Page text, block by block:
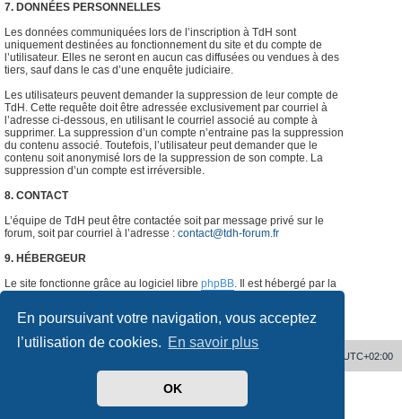
En poursuivant votre navigation, vous acceptez
l’utilisation de cookies. En savoir plus
OK
7. DONNÉES PERSONNELLES
Les données communiquées lors de l’inscription à TdH sont
uniquement destinées au fonctionnement du site et du compte de
l’utilisateur. Elles ne seront en aucun cas diffusées ou vendues à des
tiers, sauf dans le cas d’une enquête judiciaire.
Les utilisateurs peuvent demander la suppression de leur compte de
TdH. Cette requête doit être adressée exclusivement par courriel à
l’adresse ci-dessous, en utilisant le courriel associé au compte à
supprimer. La suppression d’un compte n’entraine pas la suppression
du contenu associé. Toutefois, l’utilisateur peut demander que le
contenu soit anonymisé lors de la suppression de son compte. La
suppression d’un compte est irréversible.
8. CONTACT
L’équipe de TdH peut être contactée soit par message privé sur le
forum, soit par courriel à l’adresse : contact@tdh-forum.fr
9. HÉBERGEUR
Le site fonctionne grâce au logiciel libre phpBB. Il est hébergé par la
France.
UTC+02:00
phpBB ® Forum Software © phpBB Limited
phpBB-fr.com